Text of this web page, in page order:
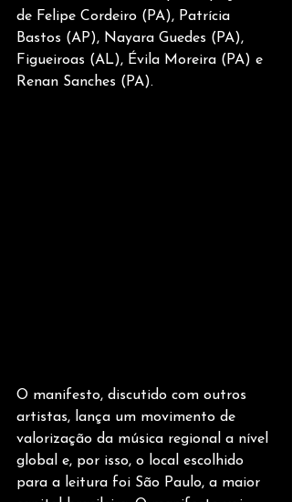
de Felipe Cordeiro (PA), Patrícia
Bastos (AP), Nayara Guedes (PA),
Figueiroas (AL), Évila Moreira (PA) e
Renan Sanches (PA).
O manifesto, discutido com outros
artistas, lança um movimento de
valorização da música regional a nível
global e, por isso, o local escolhido
para a leitura foi São Paulo, a maior